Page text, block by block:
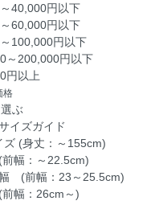
40,000円以下
60,000円以下
100,000円以下
～200,000円以下
円以上
格
ぶ
イズガイド
ズ (身丈：～155cm)
幅：～22.5cm)
(前幅：23～25.5cm)
幅：26cm～)